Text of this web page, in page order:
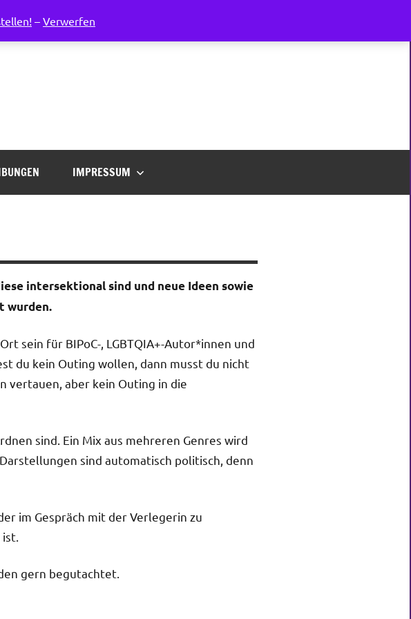
– Verwerfen
IMPRESSUM
intersektional sind und neue Ideen sowie
wurden.
sein für BIPoC-, LGBTQIA+-Autor*innen und
du kein Outing wollen, dann musst du nicht
vertauen, aber kein Outing in die
sind. Ein Mix aus mehreren Genres wird
sind automatisch politisch, denn
im Gespräch mit der Verlegerin zu
gern begutachtet.